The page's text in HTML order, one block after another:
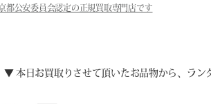
都公安委員会認定の正規買取専門店です
▼ 本日お買取りさせて頂いたお品物から、ラ